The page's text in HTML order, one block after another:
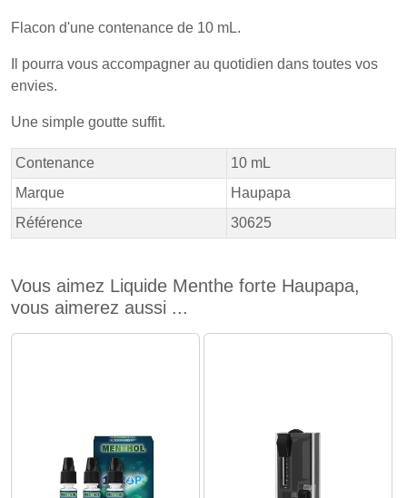
Flacon d'une contenance de 10 mL.
Il pourra vous accompagner au quotidien dans toutes vos
envies.
Une simple goutte suffit.
Contenance
10 mL
Marque
Haupapa
Référence
30625
Vous aimez Liquide Menthe forte Haupapa,
vous aimerez aussi ...